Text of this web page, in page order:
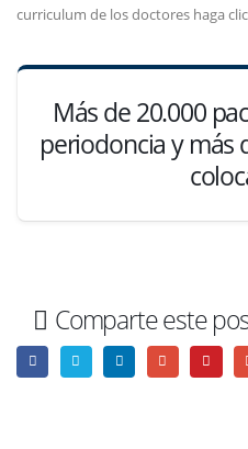
curriculum de los doctores haga clic
Más de 20.000
periodoncia y más
Comparte este